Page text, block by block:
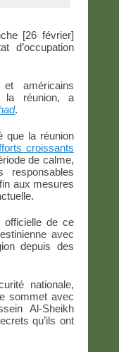
[26 février]
d’occupation
américains
la réunion, a
.
que la réunion
croissants
de calme,
aux mesures
officielle de ce
avec
depuis des
nationale,
sommet avec
Al-Sheikh
qu’ils ont